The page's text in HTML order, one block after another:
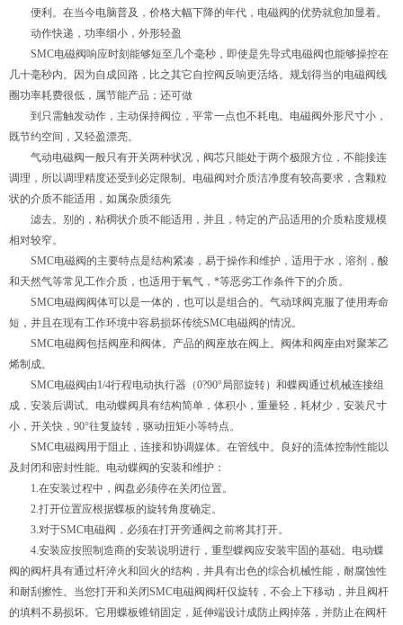
便利。在当今电脑普及，价格大幅下降的年代，电磁阀的优势就愈加显着。
动作快递，功率细小，外形轻盈
SMC电磁阀响应时刻能够短至几个毫秒，即使是先导式电磁阀也能够操控在
几十毫秒内。因为自成回路，比之其它自控阀反响更活络。规划得当的电磁阀线
圈功率耗费很低，属节能产品；还可做
到只需触发动作，主动保持阀位，平常一点也不耗电。电磁阀外形尺寸小，
既节约空间，又轻盈漂亮。
气动电磁阀一般只有开关两种状况，阀芯只能处于两个极限方位，不能接连
调理，所以调理精度还受到必定限制。电磁阀对介质洁净度有较高要求，含颗粒
状的介质不能适用，如属杂质须先
滤去。别的，粘稠状介质不能适用，并且，特定的产品适用的介质粘度规模
相对较窄。
SMC电磁阀的主要特点是结构紧凑，易于操作和维护，适用于水，溶剂，酸
和天然气等常见工作介质，也适用于氧气，*等恶劣工作条件下的介质。
SMC电磁阀阀体可以是一体的，也可以是组合的。气动球阀克服了使用寿命
短，并且在现有工作环境中容易损坏传统SMC电磁阀的情况。
SMC电磁阀包括阀座和阀体。产品的阀座放在阀上。阀体和阀座由对聚苯乙
烯制成。
SMC电磁阀由1/4行程电动执行器（0?90°局部旋转）和蝶阀通过机械连接组
成，安装后调试。电动蝶阀具有结构简单，体积小，重量轻，耗材少，安装尺寸
小，开关快，90°往复旋转，驱动扭矩小等特点。
SMC电磁阀用于阻止，连接和协调媒体。在管线中。良好的流体控制性能以
及封闭和密封性能。电动蝶阀的安装和维护：
1.在安装过程中，阀盘必须停在关闭位置。
2.打开位置应根据蝶板的旋转角度确定。
3.对于SMC电磁阀，必须在打开旁通阀之前将其打开。
4.安装应按照制造商的安装说明进行，重型蝶阀应安装牢固的基础。电动蝶
阀的阀杆具有通过杆淬火和回火的结构，并具有出色的综合机械性能，耐腐蚀性
和耐刮擦性。当您打开和关闭SMC电磁阀阀杆仅旋转，不会上下移动，并且阀杆
的填料不易损坏。它用蝶板锥销固定，延伸端设计成防止阀掉落，并防止在阀杆